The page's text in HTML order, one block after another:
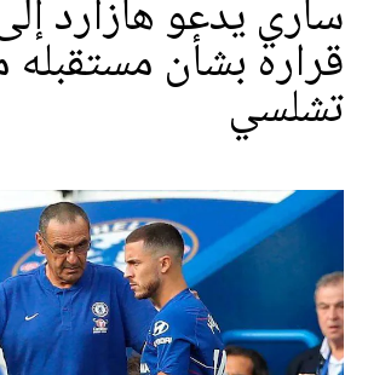
ساري يدعو هازارد
قراره بشأن مستقبله
تشلسي